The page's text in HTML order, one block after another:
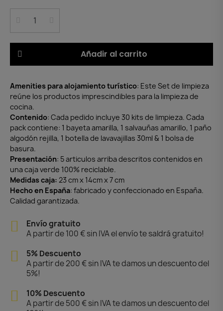
Añadir al carrito
Amenities para alojamiento turístico: Este Set de limpieza
reúne los productos imprescindibles para la limpieza de
cocina.
Contenido: Cada pedido incluye 30 kits de limpieza. Cada
pack contiene: 1 bayeta amarilla, 1 salvauñas amarillo, 1 paño
algodón rejilla, 1 botella de lavavajillas 30ml & 1 bolsa de
basura.
Presentación: 5 articulos arriba descritos contenidos en
una caja verde 100% reciclable.
Medidas caja: 23 cm x 14cm x 7 cm
Hecho en España: fabricado y confeccionado en España.
Calidad garantizada.
Envío gratuito
A partir de 100 € sin IVA el envío te saldrá gratuito!
5% Descuento
A partir de 200 € sin IVA te damos un descuento del
5%!
10% Descuento
A partir de 500 € sin IVA te damos un descuento del